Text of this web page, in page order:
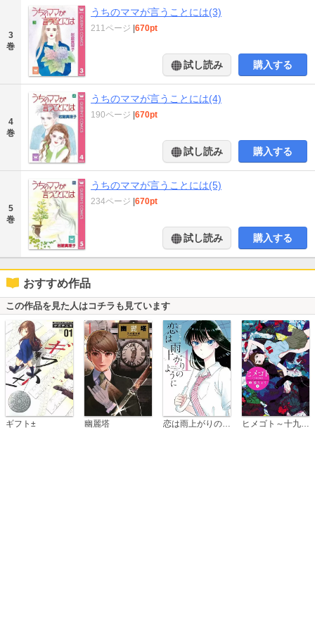
3
巻
うちのママが言うことには(3)
211ページ 670pt
試し読み 購入する
4
巻
うちのママが言うことには(4)
190ページ 670pt
試し読み 購入する
5
巻
うちのママが言うことには(5)
234ページ 670pt
試し読み 購入する
おすすめ作品
この作品を見た人はコチラも見ています
ギフト± 幽麗塔 恋は雨上がりのように ヒメゴト～十九歳の制服～